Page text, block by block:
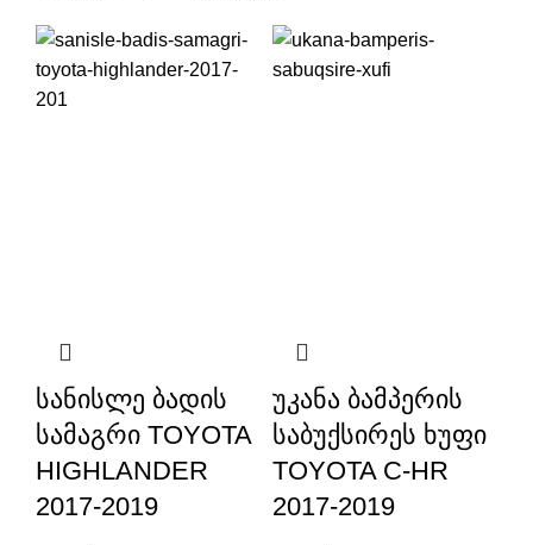
სანისლე ბადის
სამაგრი TOYOTA
HIGHLANDER
2017-2019
უკანა ბამპერის
საბუქსირეს ხუფი
TOYOTA C-HR
2017-2019